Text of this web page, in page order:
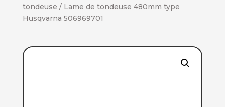
tondeuse / Lame de tondeuse 480mm type
Husqvarna 506969701